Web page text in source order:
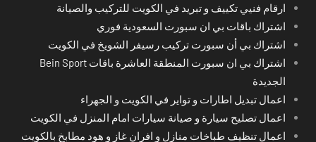
ارقام فنيي تكييف و تبريد في الكويت للتركيب والصيانة
اشتراك باقات بي ان سبورت السعودية فوري
اشتراك بي أن سبورت تركيب رسيفر الشويخ في الكويت
اشتراك بي ان سبورت المنطقة العاشرة باقات Bein Sport
الجديدة
اعمال تبديل اطارات و تواير في الكويت و الجهراء
اعمال تصليح سيارة و صيانة سيارات امام المنزل في الكويت
اعمال تنظيف طباخات منازل و افران غاز و هود مطابخ بالكويت